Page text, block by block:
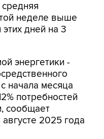
неделе выше
дней на 3
энергетики -
начала месяца
потребностей
сообщает
2025 года